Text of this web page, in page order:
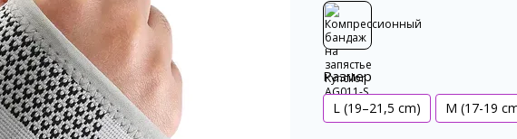
Размер
L (19–21,5 сm) M (17-19